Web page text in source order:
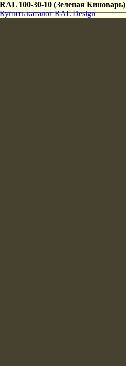
RAL 100-30-10 (Зеленая Киноварь)
Купить каталог RAL Design